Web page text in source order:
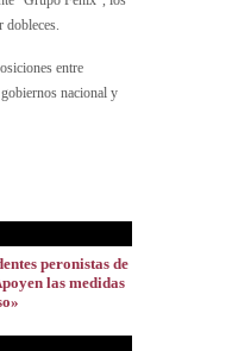
entre
nacional y
peronistas de
las medidas